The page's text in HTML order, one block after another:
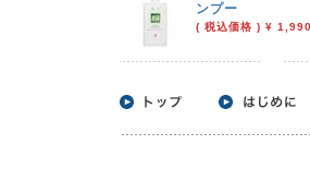
ンプー
( 税込価格 ) ¥